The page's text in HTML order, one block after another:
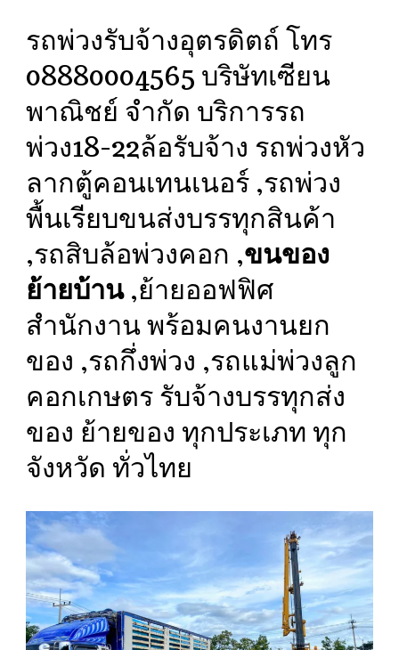
รถพ่วงรับจ้างอุตรดิตถ์ โทร
08880004565 บริษัทเซียน
พาณิชย์ จำกัด บริการรถ
พ่วง18-22ล้อรับจ้าง รถพ่วงหัว
ลากตู้คอนเทนเนอร์ ,รถพ่วง
พื้นเรียบขนส่งบรรทุกสินค้า
,รถสิบล้อพ่วงคอก ,ขนของ
ย้ายบ้าน,ย้ายออฟฟิศ
สำนักงาน พร้อมคนงานยก
ของ ,รถกึ่งพ่วง ,รถแม่พ่วงลูก
คอกเกษตร รับจ้างบรรทุกส่ง
ของ ย้ายของ ทุกประเภท ทุก
จังหวัด ทั่วไทย